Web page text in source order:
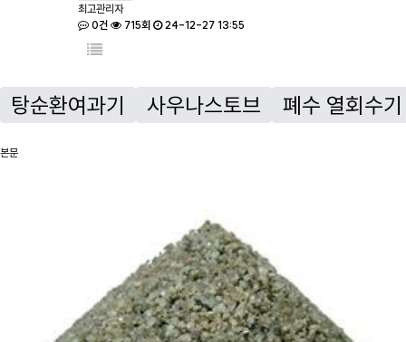
최고관리자
0건
715회 24-12-27 13:55
탕순환여과기 사우나스토브 폐수 열회수기
본문